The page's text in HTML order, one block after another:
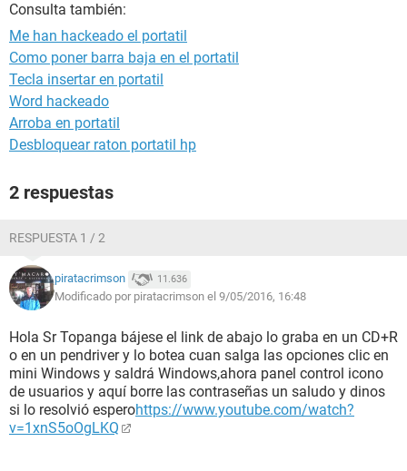
Consulta también:
Me han hackeado el portatil
Como poner barra baja en el portatil
Tecla insertar en portatil
Word hackeado
Arroba en portatil
Desbloquear raton portatil hp
2 respuestas
RESPUESTA 1 / 2
piratacrimson 11.636
Modificado por piratacrimson el 9/05/2016, 16:48
Hola Sr Topanga bájese el link de abajo lo graba en un CD+R
o en un pendriver y lo botea cuan salga las opciones clic en
mini Windows y saldrá Windows,ahora panel control icono
de usuarios y aquí borre las contraseñas un saludo y dinos
si lo resolvió esperohttps://www.youtube.com/watch?
v=1xnS5oOgLKQ